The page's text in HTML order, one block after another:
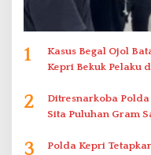
1
Kasus Begal Ojol
Kepri Bekuk Pelaku
2
Ditresnarkoba
Sita Puluhan Gram
3 Polda Kepri